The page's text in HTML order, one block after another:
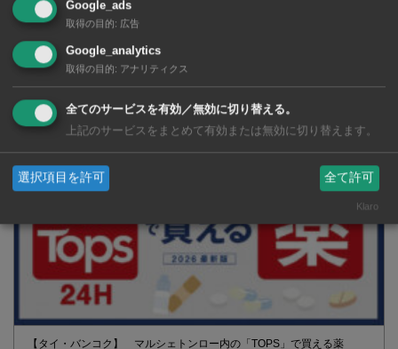
2026年版 タイの鉄道事情 電車でGO！
【タイ・バンコク】 マルシェトンロー内の「TOPS」で買える薬
Google_ads
取得の目的: 広告
Google_analytics
取得の目的: アナリティクス
全てのサービスを有効／無効に切り替える。
上記のサービスをまとめて有効または無効に切り替えます。
選択項目を許可 全て許可
Klaro